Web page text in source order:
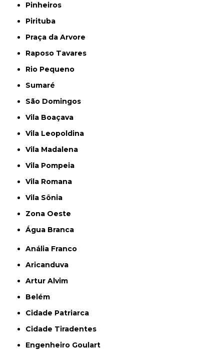
Pinheiros
Pirituba
Praça da Arvore
Raposo Tavares
Rio Pequeno
Sumaré
São Domingos
Vila Boaçava
Vila Leopoldina
Vila Madalena
Vila Pompeia
Vila Romana
Vila Sônia
Zona Oeste
Água Branca
Anália Franco
Aricanduva
Artur Alvim
Belém
Cidade Patriarca
Cidade Tiradentes
Engenheiro Goulart